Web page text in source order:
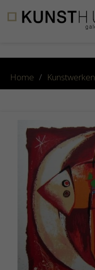
Home / Kunstwerken